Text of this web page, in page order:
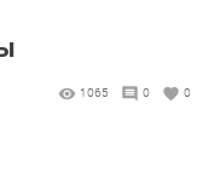
1065 0 0